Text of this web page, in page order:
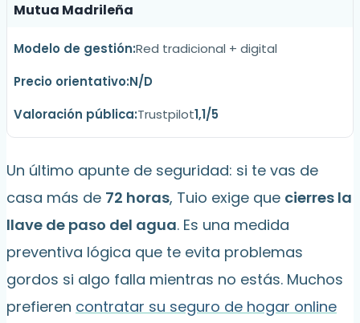
Mutua Madrileña
Red tradicional + digital
N/D
Trustpilot1,1/5
Un último apunte de seguridad: si te vas de
casa más de 72 horas, Tuio exige que cierres la
llave de paso del agua. Es una medida
preventiva lógica que te evita problemas
gordos si algo falla mientras no estás. Muchos
prefieren contratar su seguro de hogar online